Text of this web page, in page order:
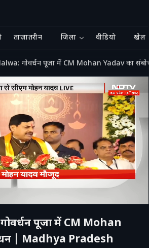
ताज़ातरीन जिला वीडियो खेल
गोवर्धन पूजा में CM Mohan Yadav का
पूजा में CM Mohan
| Madhya Pradesh